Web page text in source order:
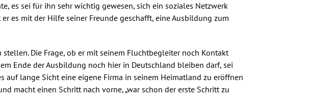
es sei für ihn sehr wichtig gewesen, sich ein soziales Netzwerk
es mit der Hilfe seiner Freunde geschafft, eine Ausbildung zum
Die Frage, ob er mit seinem Fluchtbegleiter noch Kontakt
Ende der Ausbildung noch hier in Deutschland bleiben darf, sei
auf lange Sicht eine eigene Firma in seinem Heimatland zu eröffnen
macht einen Schritt nach vorne, „war schon der erste Schritt zu